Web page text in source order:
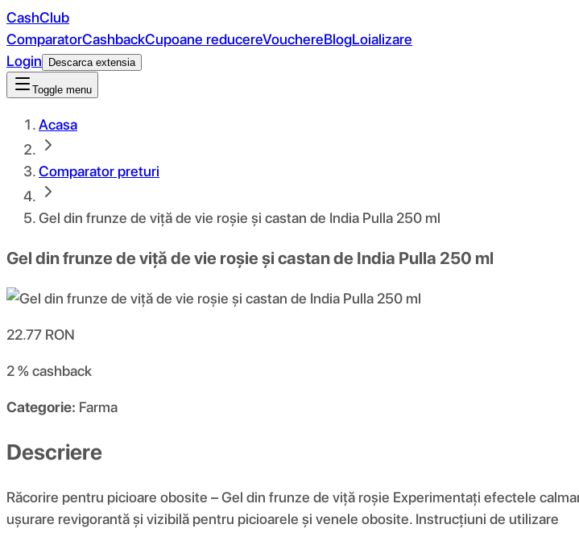
CashClub
ComparatorCashbackCupoane reducereVouchereBlogLoializare
Login
Descarca extensia
Toggle menu
Acasa
Comparator preturi
Gel din frunze de viță de vie roșie și castan de India Pulla 250 ml
Gel din frunze de viță de vie roșie și castan de India Pulla 250 ml
22.77 RON
2 %cashback
Categorie: Farma
Descriere
Răcorire pentru picioare obosite – Gel din frunze de viță roșie Experimentați efectele
ușurare revigorantă și vizibilă pentru picioarele și venele obosite. Instrucțiuni de utilizare